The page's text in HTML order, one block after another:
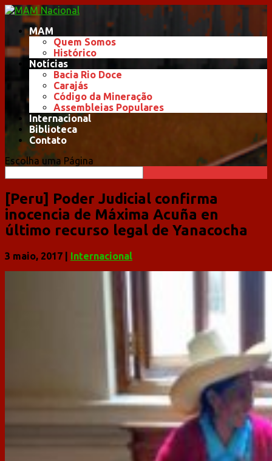
MAM
Quem Somos
Histórico
Notícias
Bacia Rio Doce
Carajás
Código da Mineração
Assembleias Populares
Internacional
Biblioteca
Contato
Escolha uma Página
[Peru] Poder Judicial confirma
inocencia de Máxima Acuña en
último recurso legal de Yanacocha
3 maio, 2017 Internacional